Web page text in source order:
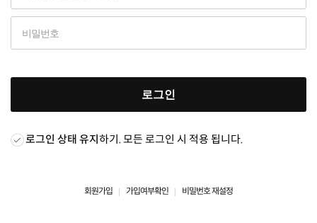
로그인
로그인 상태 유지하기. 모든 로그인 시 적용 됩니다.
회원가입 가입여부확인 비밀번호 재설정